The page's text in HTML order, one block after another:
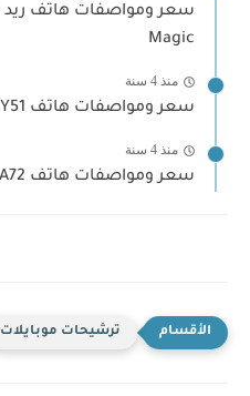
Magic
منذ 4 سنة
سعر ومواصفات هاتف Vivo Y51 مراجعة تفصيلية
منذ 4 سنة
سعر ومواصفات هاتف Oppo A72 اوبو a72 مراجعة شاملة
ترشيحات موبايلات